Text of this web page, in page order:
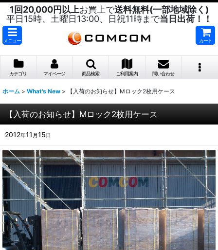
1回20,000円以上お買上で送料無料(一部地域除く)
平日15時、土曜日13:00、日祝11時まで当日出荷！！
メニュー カート
カテゴリ マイページ 商品検索 ご利用案内 問い合わせ
ホーム > What's New > 【入荷のお知らせ】Mロック2枚用ケース
【入荷のお知らせ】Mロック2枚用ケース
2012年11 月 15 日